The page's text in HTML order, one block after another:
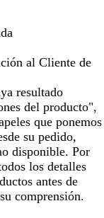
al Cliente de
resultado
del producto",
que ponemos
su pedido,
disponible. Por
los detalles
antes de
comprensión.